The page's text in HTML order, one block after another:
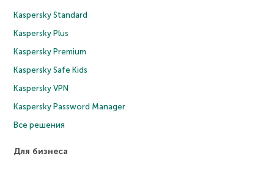
Kaspersky Standard
Kaspersky Plus
Kaspersky Premium
Kaspersky Safe Kids
Kaspersky VPN
Kaspersky Password Manager
Все решения
Для бизнеса